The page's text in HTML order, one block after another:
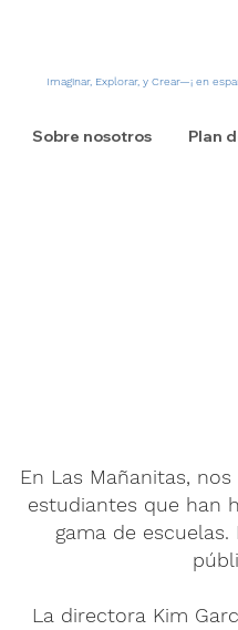
Imaginar, Explorar, y Crear—¡ en
Sobre nosotros Plan
En Las Mañanitas,
estudiantes que han
gama de
La directora Kim